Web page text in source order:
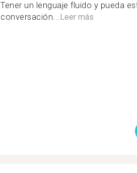
Tener un lenguaje fluido y pueda
conversación...Leer más